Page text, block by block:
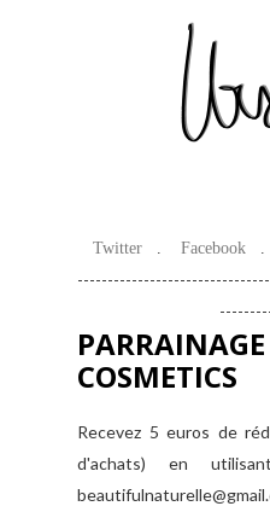
Twitter. Facebook.
COSMETICS
Recevez 5 euros de
d'achats) en